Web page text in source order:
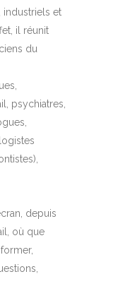
industriels et
il réunit
du
psychiatres,
depuis
où que